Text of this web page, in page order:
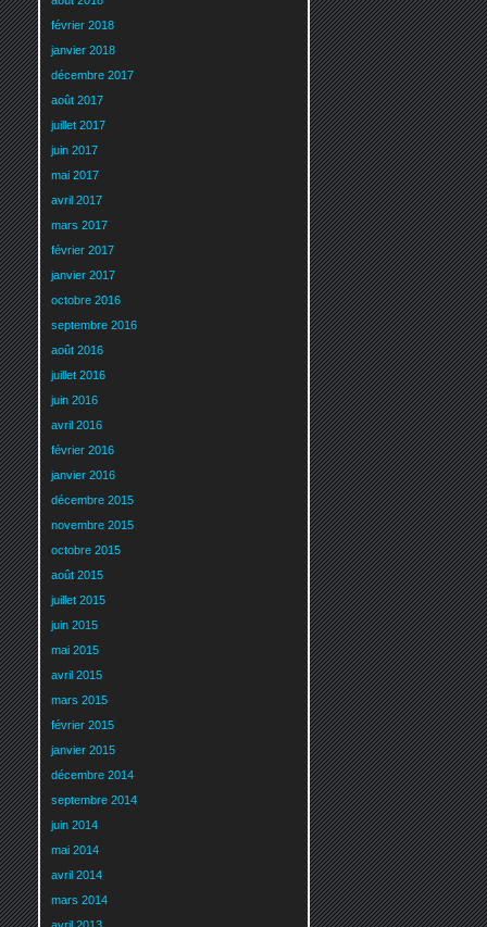
février 2018
janvier 2018
décembre 2017
août 2017
juillet 2017
juin 2017
mai 2017
avril 2017
mars 2017
février 2017
janvier 2017
octobre 2016
septembre 2016
août 2016
juillet 2016
juin 2016
avril 2016
février 2016
janvier 2016
décembre 2015
novembre 2015
octobre 2015
août 2015
juillet 2015
juin 2015
mai 2015
avril 2015
mars 2015
février 2015
janvier 2015
décembre 2014
septembre 2014
juin 2014
mai 2014
avril 2014
mars 2014